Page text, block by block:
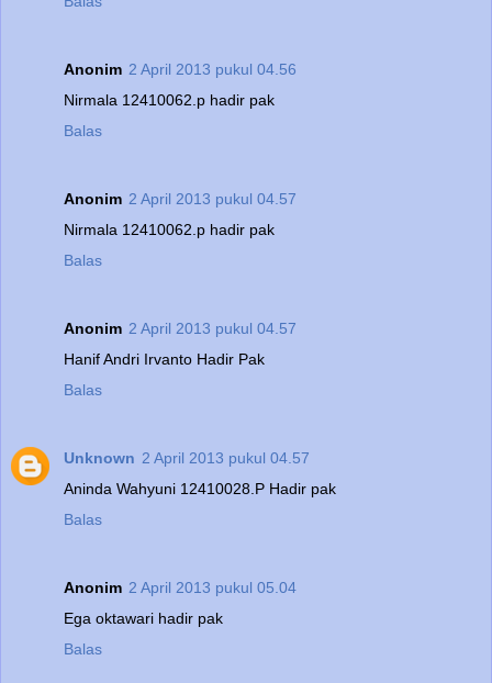
Anonim 2 April 2013 pukul 04.56
Nirmala 12410062.p hadir pak
Balas
Anonim 2 April 2013 pukul 04.57
Nirmala 12410062.p hadir pak
Balas
Anonim 2 April 2013 pukul 04.57
Hanif Andri Irvanto Hadir Pak
Balas
Unknown 2 April 2013 pukul 04.57
Aninda Wahyuni 12410028.P Hadir pak
Balas
Anonim 2 April 2013 pukul 05.04
Ega oktawari hadir pak
Balas